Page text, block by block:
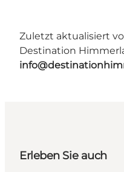
Zuletzt aktualisiert
Destination
Erleben Sie auch